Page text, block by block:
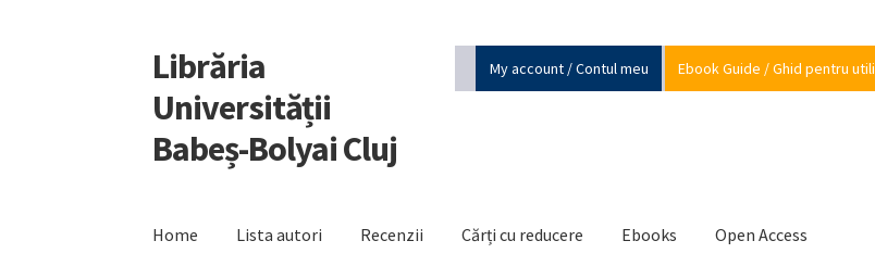
Sari
la
navigare
Sari
la
conținut
Librăria
Universității
Babeș-Bolyai Cluj
My account / Contul meu Ebook Guide / Ghid pentru
Home Lista autori Recenzii Cărți cu reducere Ebooks Open Access